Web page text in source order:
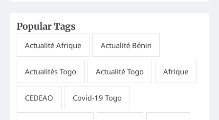
Popular Tags